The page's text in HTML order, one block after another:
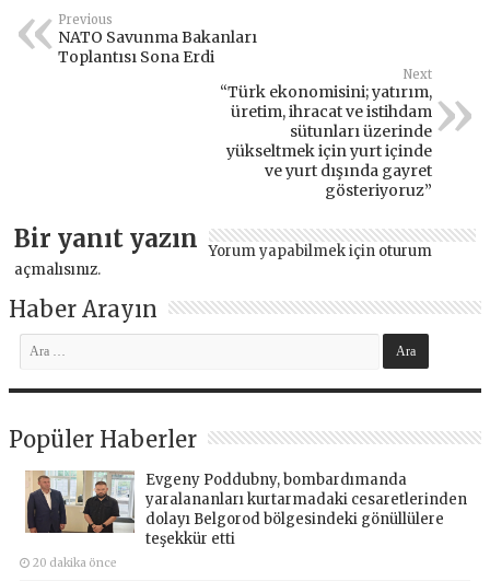
Previous
NATO Savunma Bakanları
Toplantısı Sona Erdi
Next
“Türk ekonomisini; yatırım,
üretim, ihracat ve istihdam
sütunları üzerinde
yükseltmek için yurt içinde
ve yurt dışında gayret
gösteriyoruz”
Bir yanıt yazın Yorum yapabilmek için oturum
açmalısınız.
Haber Arayın
Popüler Haberler
Evgeny Poddubny, bombardımanda
yaralananları kurtarmadaki cesaretlerinden
dolayı Belgorod bölgesindeki gönüllülere
teşekkür etti
20 dakika önce